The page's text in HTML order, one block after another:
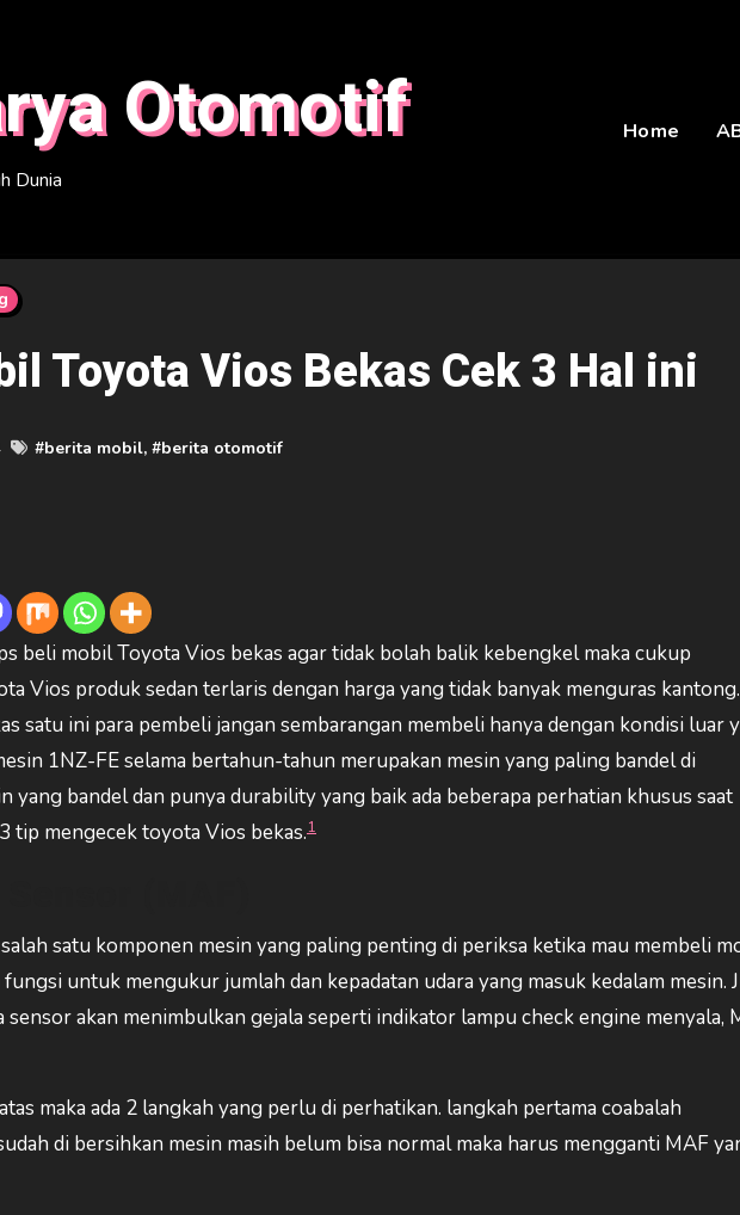
Otomotif
Dunia
Home
Toyota Vios Bekas Cek 3 Hal ini
#berita mobil, #berita otomotif
beli mobil Toyota Vios bekas agar tidak bolah balik kebengkel maka cukup
Vios produk sedan terlaris dengan harga yang tidak banyak menguras kantong.
satu ini para pembeli jangan sembarangan membeli hanya dengan kondisi luar
1NZ-FE selama bertahun-tahun merupakan mesin yang paling bandel di
yang bandel dan punya durability yang baik ada beberapa perhatian khusus saat
tip mengecek toyota Vios bekas.1
satu komponen mesin yang paling penting di periksa ketika mau membeli
untuk mengukur jumlah dan kepadatan udara yang masuk kedalam mesin.
sensor akan menimbulkan gejala seperti indikator lampu check engine menyala,
maka ada 2 langkah yang perlu di perhatikan. langkah pertama coabalah
di bersihkan mesin masih belum bisa normal maka harus mengganti MAF